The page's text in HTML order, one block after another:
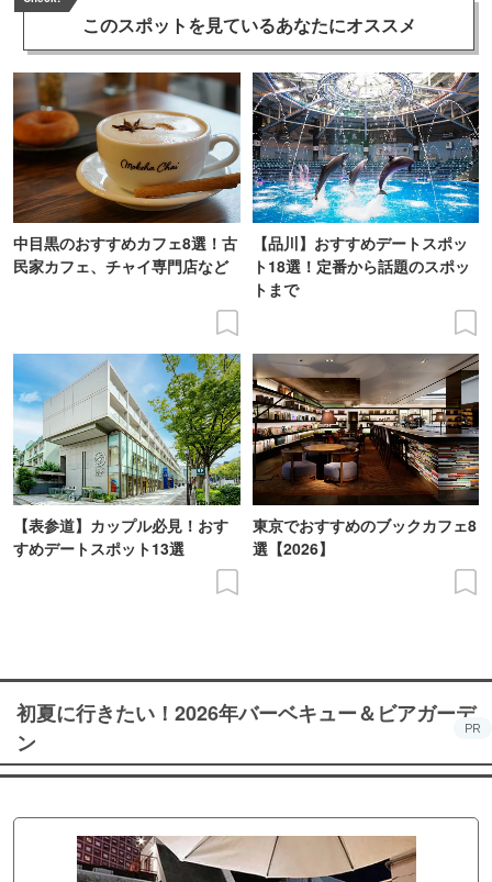
このスポットを見ているあなたにオススメ
中目黒のおすすめカフェ8選！古
民家カフェ、チャイ専門店など
【品川】おすすめデートスポッ
ト18選！定番から話題のスポッ
トまで
【表参道】カップル必見！おす
すめデートスポット13選
東京でおすすめのブックカフェ8
選【2026】
初夏に行きたい！2026年バーベキュー＆ビアガーデ
ン
PR